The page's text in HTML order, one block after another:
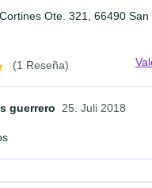
Ote. 321, 66490
(1 Reseña)
guerrero 25. Juli 2018